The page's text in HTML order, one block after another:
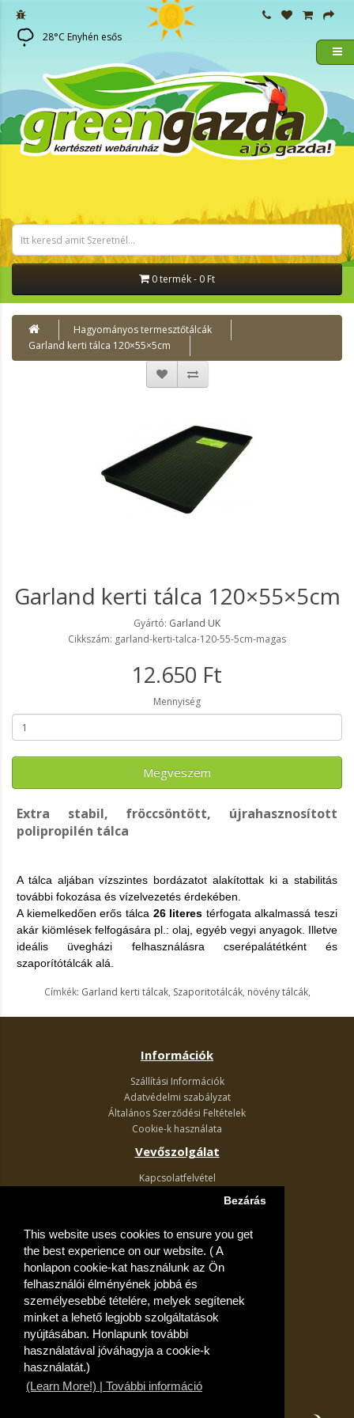
This website uses cookies to ensure you get
the best experience on our website. ( A
honlapon cookie-kat használunk az Ön
felhasználói élményének jobbá és
személyesebbé tételére, melyek segítenek
minket a lehető legjobb szolgáltatások
nyújtásában. Honlapunk további
használatával jóváhagyja a cookie-k
használatát.)
(Learn More!) | További információ
Bezárás
28°C Enyhén esős
0 termék - 0 Ft
Hagyományos termesztőtálcák
Garland kerti tálca 120×55×5cm
Garland kerti tálca 120×55×5cm
Gyártó: Garland UK
Cikkszám: garland-kerti-talca-120-55-5cm-magas
12.650 Ft
Mennyiség
Megveszem
Extra stabil, fröccsöntött, újrahasznosított
polipropilén tálca
A tálca aljában vízszintes bordázatot alakítottak ki a stabilitás
további fokozása és vízelvezetés érdekében.
A kiemelkedően erős tálca 26 literes térfogata alkalmassá teszi
akár kiömlések felfogására pl.: olaj, egyéb vegyi anyagok. Illetve
ideális üvegházi felhasználásra cserépalátétként és
szaporítótálcák alá.
Címkék: Garland kerti tálcak, Szaporitotálcák, növény tálcák,
Információk
Szállítási Információk
Adatvédelmi szabályzat
Általános Szerződési Feltételek
Cookie-k használata
Vevőszolgálat
Kapcsolatfelvétel
Akciós ajánlatok
Fiók
Kívánságlista